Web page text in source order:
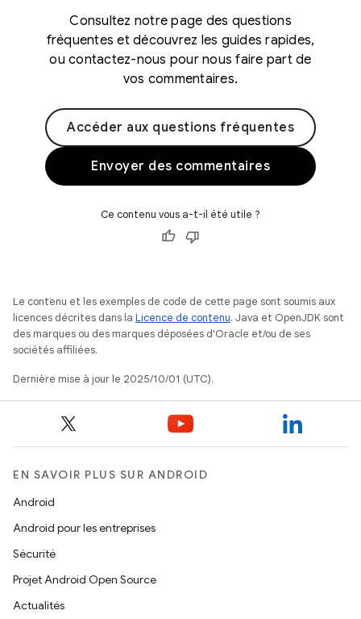
Consultez notre page des questions
fréquentes et découvrez les guides rapides,
ou contactez-nous pour nous faire part de
vos commentaires.
Accéder aux questions fréquentes
Envoyer des commentaires
Ce contenu vous a-t-il été utile ?
Le contenu et les exemples de code de cette page sont soumis aux
licences décrites dans la Licence de contenu. Java et OpenJDK sont
des marques ou des marques déposées d'Oracle et/ou de ses
sociétés affiliées.
Dernière mise à jour le 2025/10/01 (UTC).
EN SAVOIR PLUS SUR ANDROID
Android
Android pour les entreprises
Sécurité
Projet Android Open Source
Actualités